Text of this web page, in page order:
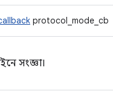
protocol_mode_cb
সংজ্ঞা।